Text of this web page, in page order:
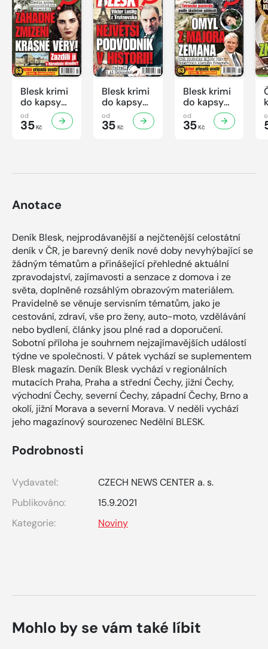
Blesk krimi
do kapsy
č.7/2026
od
35Kč
Blesk krimi
do kapsy
č.6/2026
od
35Kč
Blesk krimi
do kapsy
č.5/2026
od
35Kč
Anotace
Deník Blesk, nejprodávanější a nejčtenější celostátní
deník v ČR, je barevný deník nové doby nevyhýbající se
žádným tématům a přinášející přehledné aktuální
zpravodajství, zajímavosti a senzace z domova i ze
světa, doplněné rozsáhlým obrazovým materiálem.
Pravidelně se věnuje servisním tématům, jako je
cestování, zdraví, vše pro ženy, auto-moto, vzdělávání
nebo bydlení, články jsou plné rad a doporučení.
Sobotní příloha je souhrnem nejzajímavějších událostí
týdne ve společnosti. V pátek vychází se suplementem
Blesk magazín. Deník Blesk vychází v regionálních
mutacích Praha, Praha a střední Čechy, jižní Čechy,
východní Čechy, severní Čechy, západní Čechy, Brno a
okolí, jižní Morava a severní Morava. V neděli vychází
jeho magazínový sourozenec Nedělní BLESK.
Podrobnosti
Vydavatel:
CZECH NEWS CENTER a. s.
Publikováno:
15.9.2021
Kategorie:
Noviny
Mohlo by se vám také líbit